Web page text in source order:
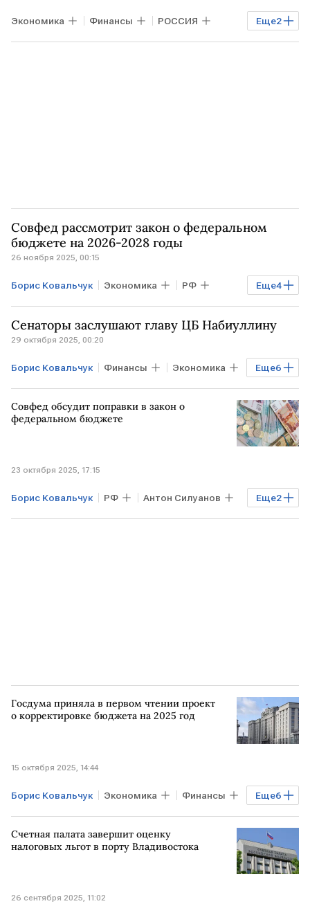
Еще2
Экономика Финансы РОССИЯ
РФ Счетная палата
Совфед рассмотрит закон о федеральном
бюджете на 2026-2028 годы
26 ноября 2025, 00:15
Еще4
Борис Ковальчук Экономика РФ
Антон Силуанов ФОМС Совфед
Счетная палата
Сенаторы заслушают главу ЦБ Набиуллину
29 октября 2025, 00:20
Еще6
Борис Ковальчук Финансы Экономика
РФ Эльвира Набиуллина
Антон Силуанов Минфин
Совфед обсудит поправки в закон о
федеральном бюджете
23 октября 2025, 17:15
Еще2
Борис Ковальчук РФ Антон Силуанов
Минфин Счетная палата
Госдума приняла в первом чтении проект
о корректировке бюджета на 2025 год
15 октября 2025, 14:44
Еще6
Борис Ковальчук Экономика Финансы
РОССИЯ РФ Антон Силуанов
Госдума Минфин
Счетная палата завершит оценку
налоговых льгот в порту Владивостока
26 сентября 2025, 11:02